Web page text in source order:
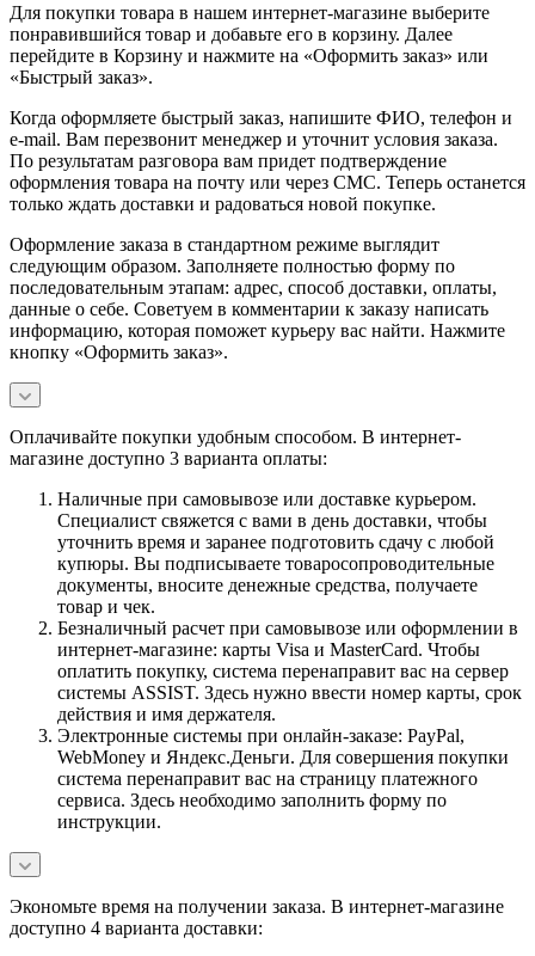
Для покупки товара в нашем интернет-магазине выберите
понравившийся товар и добавьте его в корзину. Далее
перейдите в Корзину и нажмите на «Оформить заказ» или
«Быстрый заказ».
Когда оформляете быстрый заказ, напишите ФИО, телефон и
e-mail. Вам перезвонит менеджер и уточнит условия заказа.
По результатам разговора вам придет подтверждение
оформления товара на почту или через СМС. Теперь останется
только ждать доставки и радоваться новой покупке.
Оформление заказа в стандартном режиме выглядит
следующим образом. Заполняете полностью форму по
последовательным этапам: адрес, способ доставки, оплаты,
данные о себе. Советуем в комментарии к заказу написать
информацию, которая поможет курьеру вас найти. Нажмите
кнопку «Оформить заказ».
Оплачивайте покупки удобным способом. В интернет-
магазине доступно 3 варианта оплаты:
Наличные при самовывозе или доставке курьером.
Специалист свяжется с вами в день доставки, чтобы
уточнить время и заранее подготовить сдачу с любой
купюры. Вы подписываете товаросопроводительные
документы, вносите денежные средства, получаете
товар и чек.
Безналичный расчет при самовывозе или оформлении в
интернет-магазине: карты Visa и MasterCard. Чтобы
оплатить покупку, система перенаправит вас на сервер
системы ASSIST. Здесь нужно ввести номер карты, срок
действия и имя держателя.
Электронные системы при онлайн-заказе: PayPal,
WebMoney и Яндекс.Деньги. Для совершения покупки
система перенаправит вас на страницу платежного
сервиса. Здесь необходимо заполнить форму по
инструкции.
Экономьте время на получении заказа. В интернет-магазине
доступно 4 варианта доставки: